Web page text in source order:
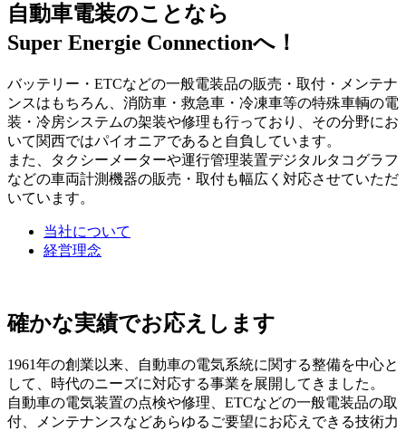
自動車電装のことなら
Super Energie Connectionへ！
バッテリー・ETCなどの一般電装品の販売・取付・メンテナ
ンスはもちろん、消防車・救急車・冷凍車等の特殊車輌の電
装・冷房システムの架装や修理も行っており、その分野にお
いて関西ではパイオニアであると自負しています。
また、タクシーメーターや運行管理装置デジタルタコグラフ
などの車両計測機器の販売・取付も幅広く対応させていただ
いています。
当社について
経営理念
確かな実績でお応えします
1961年の創業以来、自動車の電気系統に関する整備を中心と
して、時代のニーズに対応する事業を展開してきました。
自動車の電気装置の点検や修理、ETCなどの一般電装品の取
付、メンテナンスなどあらゆるご要望にお応えできる技術力